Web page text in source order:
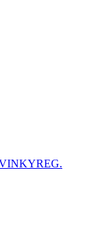
REG.